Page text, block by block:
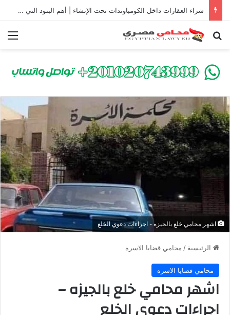
شراء العقارات داخل الكومباوندات تحت الإنشاء | أهم البنود التي تحمي المشتري في القانون المصري
بحث عن
اشهر محامي خلع بالجيزه - اجراءات دعوي الخلع
الرئيسية / محامي قضايا الاسره
محامي قضايا الاسره
اشهر محامي خلع بالجيزه –
اجراءات دعوي الخلع